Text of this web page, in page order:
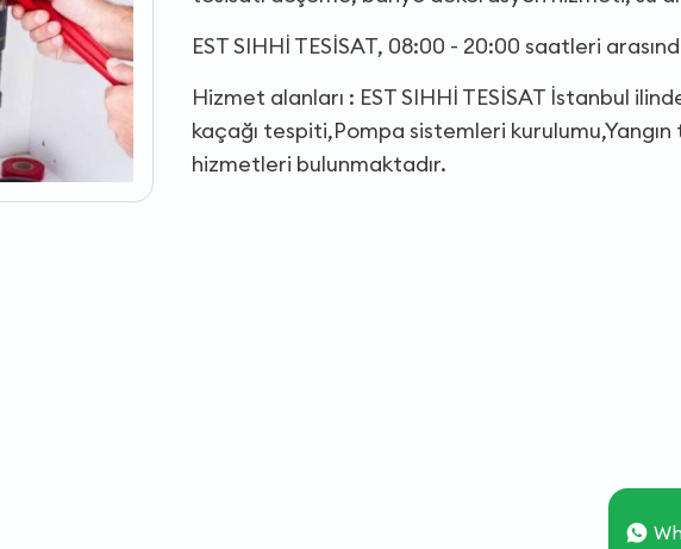
EST SIHHİ TESİSAT, 08:00 - 20:00 saatleri
Hizmet alanları : EST SIHHİ TESİSAT İstanbul
kaçağı tespiti,Pompa sistemleri
hizmetleri bulunmaktadır.